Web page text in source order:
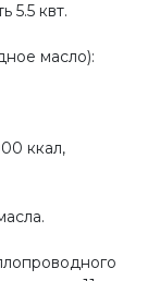
5.5 квт.
масло):
ккал,